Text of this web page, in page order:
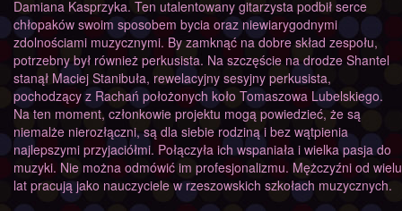
Damiana Kasprzyka. Ten utalentowany gitarzysta podbił serce
chłopaków swoim sposobem bycia oraz niewiarygodnymi
zdolnościami muzycznymi. By zamknąć na dobre skład zespołu,
potrzebny był również perkusista. Na szczęście na drodze Shantel
stanął Maciej Stanibuła, rewelacyjny sesyjny perkusista,
pochodzący z Rachań położonych koło Tomaszowa Lubelskiego.
Na ten moment, członkowie projektu mogą powiedzieć, że są
niemalże nierozłączni, są dla siebie rodziną i bez wątpienia
najlepszymi przyjaciółmi. Połączyła ich wspaniała i wielka pasja do
muzyki. Nie można odmówić im profesjonalizmu. Mężczyźni od wielu
lat pracują jako nauczyciele w rzeszowskich szkołach muzycznych.